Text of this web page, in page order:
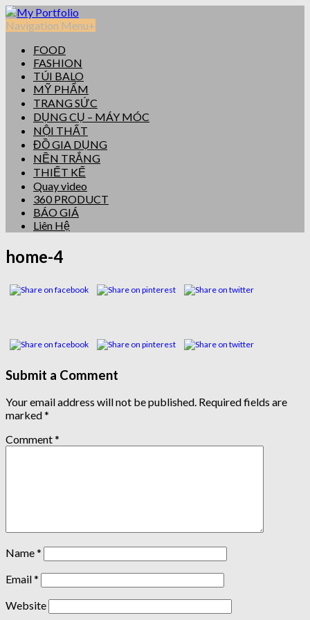
Navigation Menu+
FOOD
FASHION
TÚI BALO
MỸ PHẨM
TRANG SỨC
DỤNG CỤ – MÁY MÓC
NỘI THẤT
ĐỒ GIA DỤNG
NỀN TRẮNG
THIẾT KẾ
Quay video
360 PRODUCT
BÁO GIÁ
Liên Hệ
home-4
Submit a Comment
Your email address will not be published. Required fields are
marked*
Comment*
Name*
Email*
Website